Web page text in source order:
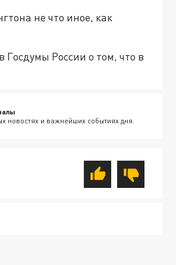
не что иное, как
Госдумы России о том, что в
новостях и важнейших событиях дня.